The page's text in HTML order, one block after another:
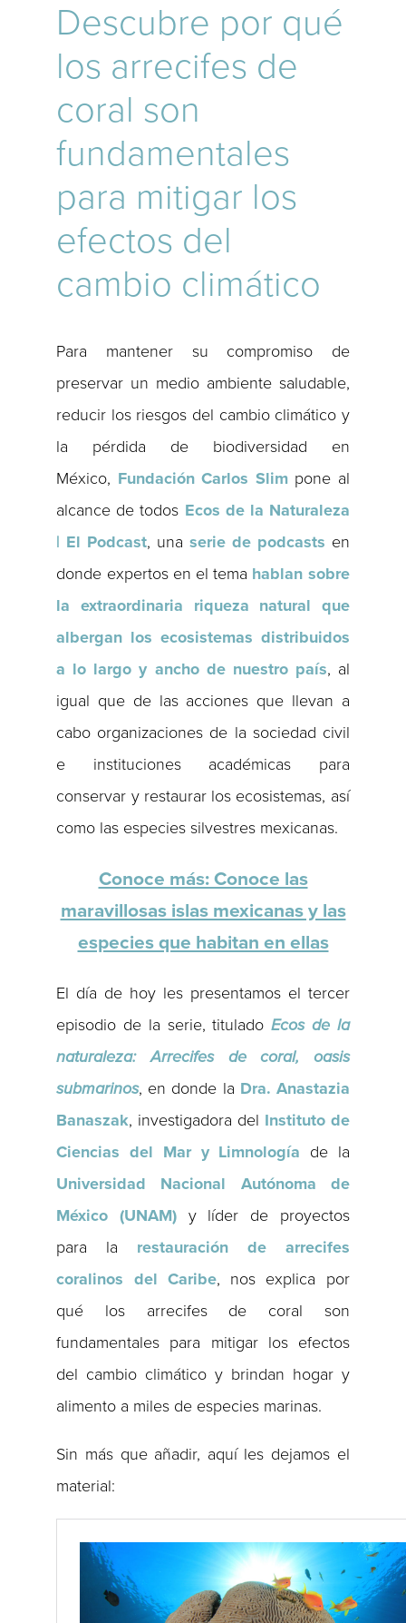
Descubre por qué
los arrecifes de
coral son
fundamentales
para mitigar los
efectos del
cambio climático
Para mantener su compromiso de
preservar un medio ambiente saludable,
reducir los riesgos del cambio climático y
la pérdida de biodiversidad en
México, Fundación Carlos Slim pone al
alcance de todos Ecos de la Naturaleza
| El Podcast, una serie de podcasts en
donde expertos en el tema hablan sobre
la extraordinaria riqueza natural que
albergan los ecosistemas distribuidos
a lo largo y ancho de nuestro país, al
igual que de las acciones que llevan a
cabo organizaciones de la sociedad civil
e instituciones académicas para
conservar y restaurar los ecosistemas, así
como las especies silvestres mexicanas.
Conoce más: Conoce las
maravillosas islas mexicanas y las
especies que habitan en ellas
El día de hoy les presentamos el tercer
episodio de la serie, tituladoEcos de la
naturaleza: Arrecifes de coral, oasis
submarinos, en donde la Dra. Anastazia
Banaszak, investigadora del Instituto de
Ciencias del Mar y Limnología de la
Universidad Nacional Autónoma de
México (UNAM) y líder de proyectos
para la restauración de arrecifes
coralinos del Caribe, nos explica por
qué los arrecifes de coral son
fundamentales para mitigar los efectos
del cambio climático y brindan hogar y
alimento a miles de especies marinas.
Sin más que añadir, aquí les dejamos el
material: